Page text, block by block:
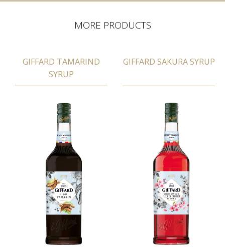
MORE PRODUCTS
GIFFARD TAMARIND
SYRUP
GIFFARD SAKURA SYRUP